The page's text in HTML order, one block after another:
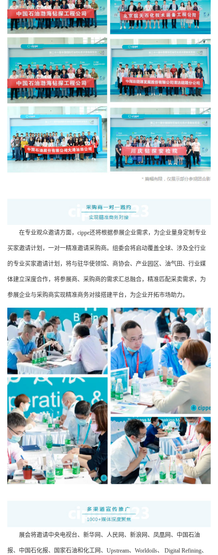
在专业观众邀请方面，cippe还将根据参展企业需求，为企业量身定制专业
买家邀请计划，一对一精准邀请采购商。组委会将启动覆盖全球、涉及全行业
的专业买家邀请计划，将与驻华使领馆、商协会、产业园区、油气田、行业媒
体建立深度合作，将参展商、采购商的需求汇总融合，精准匹配采卖需求，为
参展企业与采购商实现精准商务对接搭建平台，为企业开拓市场助力。
展会将邀请中央电视台、新华网、人民网、新浪网、凤凰网、中国石油
报、中国石化报、国家石油和化工网、Upstream、Worldoils、 Digital Refining、